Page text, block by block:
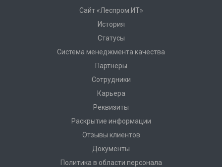
Сайт «Леспром.ИТ»
История
Статусы
Система менеджмента качества
Партнеры
Сотрудники
Карьера
Реквизиты
Раскрытие информации
Отзывы клиентов
Документы
Политика в области персонала